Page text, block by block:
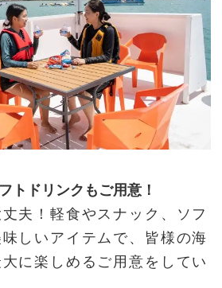
トドリンクもご用意！
夫！軽食やスナック、ソフ
しいアイテムで、皆様の海
に楽しめるご用意をしてい